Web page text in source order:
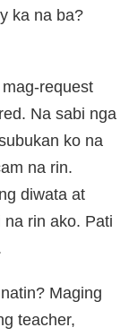
ka na ba?
request
Na sabi nga
ko na
na rin.
diwata at
rin ako. Pati
Maging
teacher,